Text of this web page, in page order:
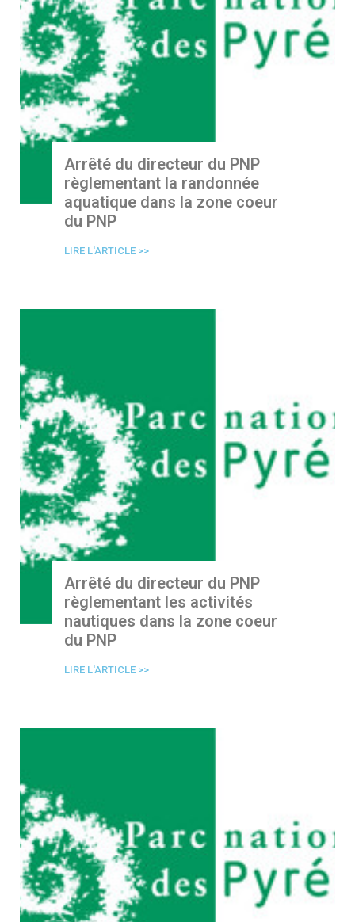
Arrêté du directeur du PNP
règlementant la randonnée
aquatique dans la zone coeur
du PNP
LIRE L'ARTICLE >>
Arrêté du directeur du PNP
règlementant les activités
nautiques dans la zone coeur
du PNP
LIRE L'ARTICLE >>